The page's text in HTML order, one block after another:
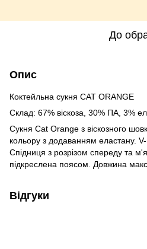
До
Опис
Коктейльна сукня CAT ORANGE
Склад: 67% віскоза, 30% ПА, 3%
Сукня Cat Orange з віскозного
кольору з додаванням еластану.
Спідниця з розрізом спереду та
підкреслена поясом. Довжина
Відгуки